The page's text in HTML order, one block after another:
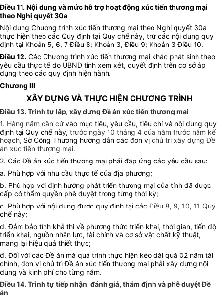
Điều 11. Nội dung và mức hỗ trợ hoạt động xúc tiến thương mại
theo Nghị quyết 30a
Nội dung Chương trình xúc tiến thương mại theo Nghị quyết 30a
thực hiện theo các Quy định tại Quy chế này, trừ các nội dung quy
định tại Khoản 5, 6, 7 Điều 8; Khoản 3, Điều 9; Khoản 3 Điều 10.
Điều 12. Các Chương trình xúc tiến thương mại khác phát sinh theo
yêu cầu thực tế do UBND tỉnh xem xét, quyết định trên cơ sở áp
dụng theo các quy định hiện hành.
Chương III
XÂY DỰNG VÀ THỰC HIỆN CHƯƠNG TRÌNH
Điều 13. Trình tự lập, xây dựng Đề án xúc tiến thương mại
1. Hàng năm căn cứ vào mục tiêu, yêu cầu, tiêu chí và nội dung quy
định tại Quy chế này, trước ngày 10 tháng 4 của năm trước năm kế
hoạch, Sở Công Thương hướng dẫn các đơn vị chủ trì xây dựng Đề
án xúc tiến thương mại.
2. Các Đề án xúc tiến thương mại phải đáp ứng các yêu cầu sau:
a. Phù hợp với nhu cầu thực tế của địa phương;
b. Phù hợp với định hướng phát triển thương mại của tỉnh đã được
cấp có thẩm quyền phê duyệt trong từng thời kỳ;
c. Phù hợp với nội dung được quy định tại cácĐiều 8, 9, 10, 11 Quy
chế này;
d. Đảm bảo tính khả thi về phương thức triển khai, thời gian, tiến độ
triển khai, nguồn nhân lực, tài chính và cơ sở vật chất kỹ thuật,
mang lại hiệu quả thiết thực;
đ. Đối với các Đề án mà quá trình thực hiện kéo dài quá 02 năm tài
chính, đơn vị chủ trì Đề án xúc tiến thương mại phải xây dựng nội
dung và kinh phí cho từng năm.
Điều 14. Trình tự tiếp nhận, đánh giá, thẩm định và phê duyệt Đề
án